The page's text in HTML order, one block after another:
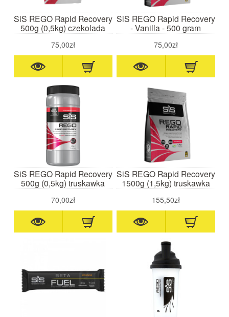
SiS REGO Rapid Recovery
500g (0,5kg) czekolada
75,00zł
SiS REGO Rapid Recovery
- Vanilla - 500 gram
75,00zł
SiS REGO Rapid Recovery
500g (0,5kg) truskawka
70,00zł
SiS REGO Rapid Recovery
1500g (1,5kg) truskawka
155,50zł